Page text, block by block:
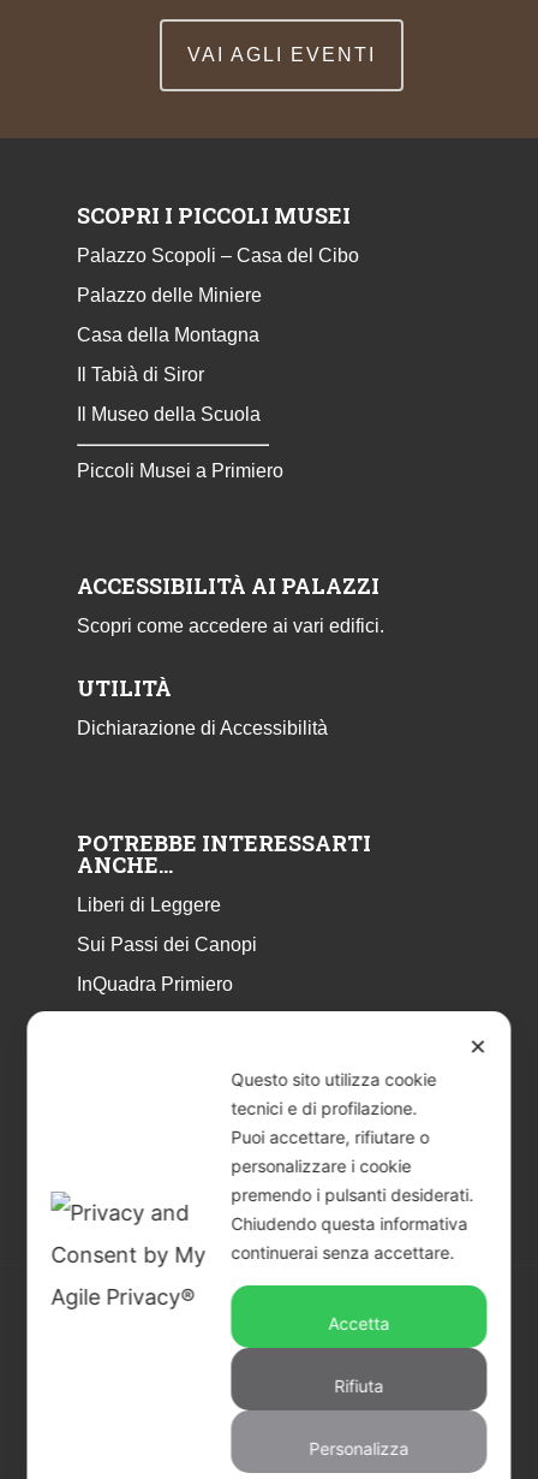
VAI AGLI EVENTI
SCOPRI I PICCOLI MUSEI
Palazzo Scopoli – Casa del Cibo
Palazzo delle Miniere
Casa della Montagna
Il Tabià di Siror
Il Museo della Scuola
Piccoli Musei a Primiero
ACCESSIBILITÀ AI PALAZZI
Scopri come accedere ai vari edifici.
UTILITÀ
Dichiarazione di Accessibilità
POTREBBE INTERESSARTI
ANCHE…
Liberi di Leggere
Sui Passi dei Canopi
InQuadra Primiero
Libretto Eventi – estate 2026
© 2026 Piccoli Musei a Primiero - San Martino di
Castrozza | CF & P.IVA 02401890229 |
facebook
✕
Questo sito utilizza cookie
tecnici e di profilazione.
Puoi accettare, rifiutare o
personalizzare i cookie
premendo i pulsanti desiderati.
Chiudendo questa informativa
continuerai senza accettare.
Accetta
Rifiuta
Personalizza